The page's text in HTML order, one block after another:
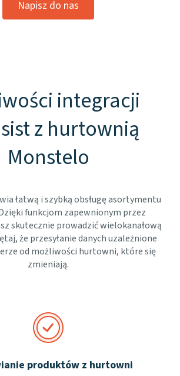
Napisz do nas
integracji
z hurtownią
Monstelo
łatwą i szybką obsługę asortymentu
funkcjom zapewnionym przez
skutecznie prowadzić wielokanałową
że przesyłanie danych uzależnione
od możliwości hurtowni, które się
zmieniają.
produktów z hurtowni